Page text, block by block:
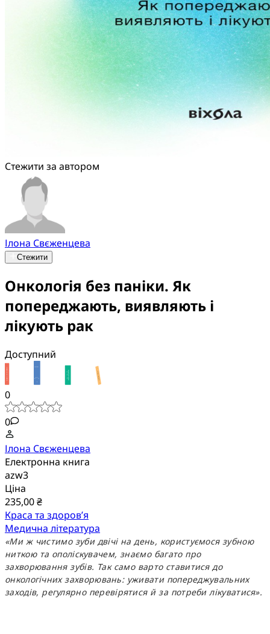
Стежити за автором
Ілона Свєженцева
Стежити
Онкологія без паніки. Як
попереджають, виявляють і
лікують рак
Доступний
0
0
Ілона Свєженцева
Електронна книга
azw3
Ціна
235,00 ₴
Краса та здоров’я
Медична література
«Ми ж чистимо зуби двічі на день, користуємося зубною
ниткою та ополіскувачем, знаємо багато про
захворювання зубів. Так само варто ставитися до
онкологічних захворювань: уживати попереджувальних
заходів, регулярно перевірятися й за потреби лікуватися».